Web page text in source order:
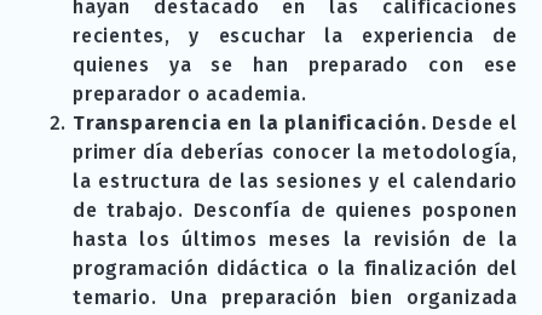
hayan destacado en las calificaciones
recientes, y escuchar la experiencia de
quienes ya se han preparado con ese
preparador o academia.
Transparencia en la planificación. Desde el
primer día deberías conocer la metodología,
la estructura de las sesiones y el calendario
de trabajo. Desconfía de quienes posponen
hasta los últimos meses la revisión de la
programación didáctica o la finalización del
temario. Una preparación bien organizada